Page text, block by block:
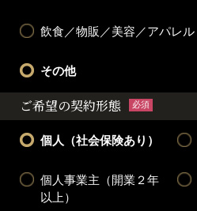
飲食／物販／美容／アパレル
その他
ご希望の契約形態 必須
個人（社会保険あり）
個人事業主（開業２年
以上）